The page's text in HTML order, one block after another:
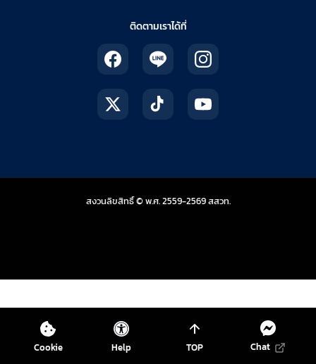
ติดตามเราได้ที่
สงวนลิขสิทธิ์ © พ.ศ. 2559-2569สสวท.สถาบันส่งเสริมการสอ
Cookie Help TOP Chat